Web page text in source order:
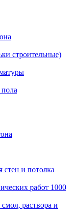
строительные)
и потолка
работ 1000
раствора и